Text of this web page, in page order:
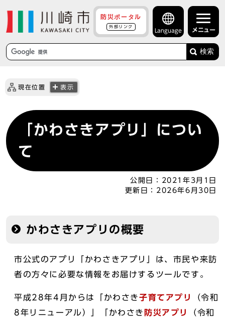
防災ポータル
外部リンク
Language メニュー
検索
現在位置 表示
「かわさきアプリ」につい
て
公開日：
2021年3月1日
更新日： 2026年6月30日
かわさきアプリの概要
市公式のアプリ「かわさきアプリ」は、市民や来訪
者の方々に必要な情報をお届けするツールです。
平成28年4月からは「かわさき子育てアプリ
（令和
8年リニューアル）」「かわさき 防災アプリ
（令和